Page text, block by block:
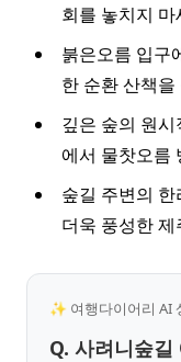
회를 놓치지 마
붉은오름 입구
한 순환 산책
깊은 숲의 원
에서 물찻오름
숲길 주변의
더욱 풍성한
✨ 여행다이어리 AI
Q. 사려니숲